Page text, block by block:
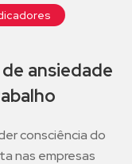
ansiedade
consciência do
nas empresas